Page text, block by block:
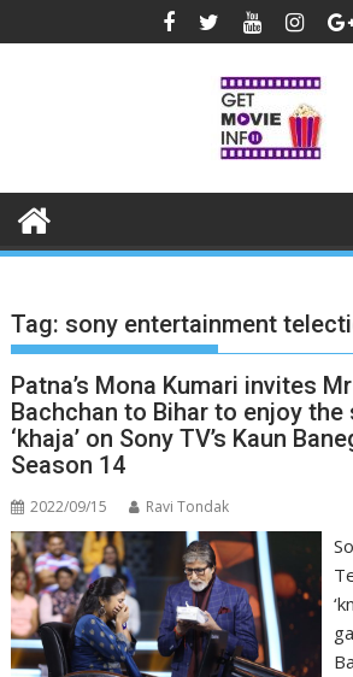
to
Tag: sony entertainment
Patna’s Mona Kumari invites
Bachchan to Bihar to enjoy
‘khaja’ on Sony TV’s Kaun
Season 14
2022/09/15 Ravi Tondak